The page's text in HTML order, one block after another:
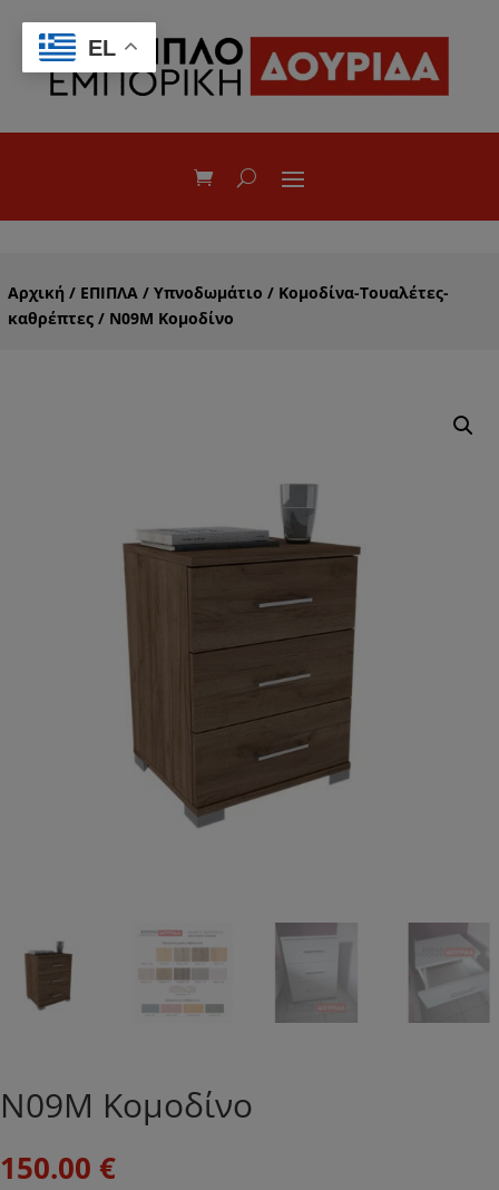
Αρχική / ΕΠΙΠΛΑ / Υπνοδωμάτιο / Κομοδίνα-Τουαλέτες-
καθρέπτες / Ν09Μ Κομοδίνο
Ν09Μ Κομοδίνο
150.00 €
EL